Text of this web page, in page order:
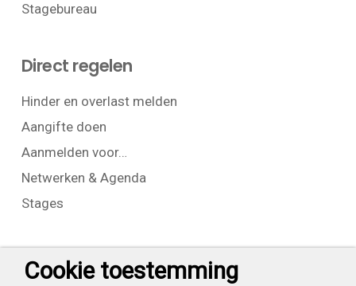
Stagebureau
Direct regelen
Hinder en overlast melden
Aangifte doen
Aanmelden voor…
Netwerken & Agenda
Stages
Contact
Cookie toestemming